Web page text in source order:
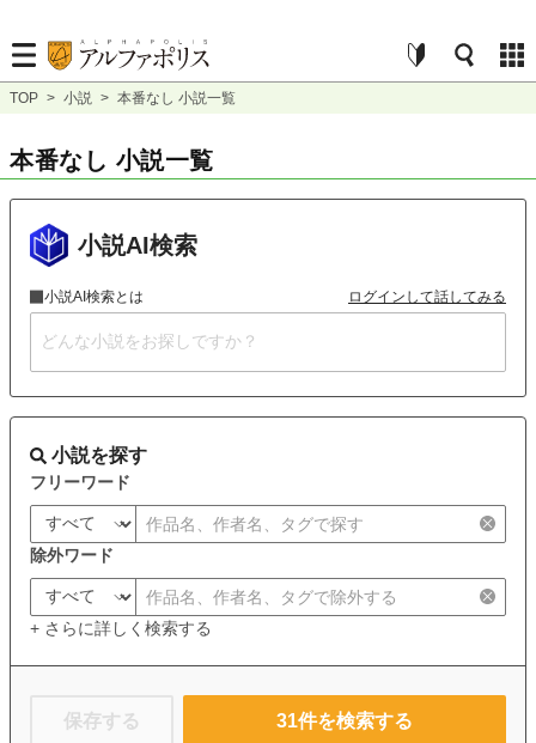
TOP > 小説 > 本番なし 小説一覧
本番なし 小説一覧
小説AI検索
小説AI検索とは ログインして話してみる
小説を探す
フリーワード
除外ワード
+ さらに詳しく検索する
保存する 31件を検索する